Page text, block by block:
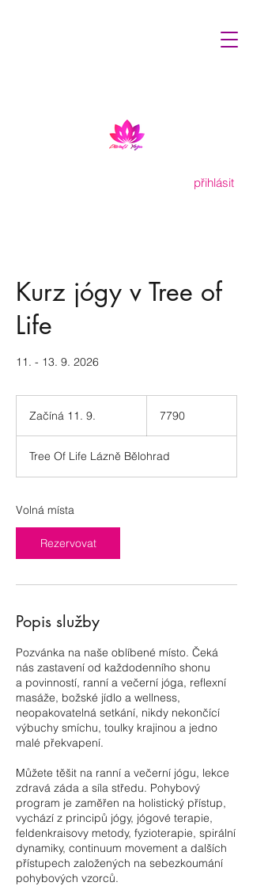
přihlásit
Kurz jógy v Tree of
Life
11. - 13. 9. 2026
Začíná 11. 9.
í
n
9
7790
Tree Of Life Lázně Bělohrad
Volná místa
Rezervovat
Popis služby
Pozvánka na naše oblíbené místo. Čeká
nás zastavení od každodenního shonu
a povinností, ranní a večerní jóga, reflexní
masáže, božské jídlo a wellness,
neopakovatelná setkání, nikdy nekončící
výbuchy smíchu, toulky krajinou a jedno
malé překvapení.
Můžete těšit na ranní a večerní jógu, lekce
zdravá záda a síla středu. Pohybový
program je zaměřen na holistický přístup,
vychází z principů jógy, jógové terapie,
feldenkraisovy metody, fyzioterapie, spirální
dynamiky, continuum movement a dalších
přístupech založených na sebezkoumání
pohybových vzorců.